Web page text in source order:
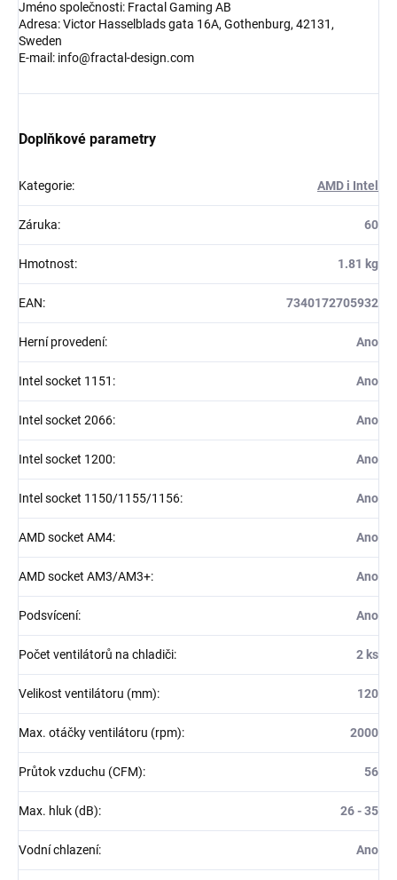
Jméno společnosti: Fractal Gaming AB
Adresa: Victor Hasselblads gata 16A, Gothenburg, 42131,
Sweden
E-mail: info@fractal-design.com
Doplňkové parametry
Kategorie: AMD i Intel
Záruka: 60
Hmotnost: 1.81 kg
EAN: 7340172705932
Herní provedení: Ano
Intel socket 1151 : Ano
Intel socket 2066: Ano
Intel socket 1200: Ano
Intel socket 1150/1155/1156: Ano
AMD socket AM4: Ano
AMD socket AM3/AM3+: Ano
Podsvícení: Ano
Počet ventilátorů na chladiči: 2 ks
Velikost ventilátoru (mm): 120
Max. otáčky ventilátoru (rpm): 2000
Průtok vzduchu (CFM): 56
Max. hluk (dB): 26 - 35
Vodní chlazení: Ano